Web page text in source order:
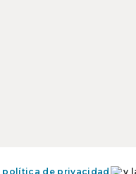
política de privacidad y